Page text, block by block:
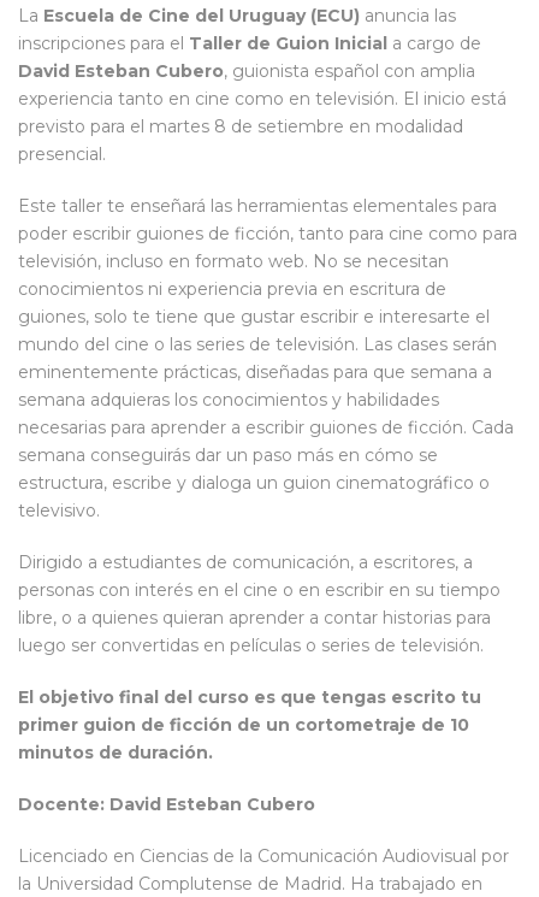
La Escuela de Cine del Uruguay (ECU) anuncia las
inscripciones para el Taller de Guion Inicial a cargo de
David Esteban Cubero, guionista español con amplia
experiencia tanto en cine como en televisión. El inicio está
previsto para el martes 8 de setiembre en modalidad
presencial.
Este taller te enseñará las herramientas elementales para
poder escribir guiones de ficción, tanto para cine como para
televisión, incluso en formato web. No se necesitan
conocimientos ni experiencia previa en escritura de
guiones, solo te tiene que gustar escribir e interesarte el
mundo del cine o las series de televisión. Las clases serán
eminentemente prácticas, diseñadas para que semana a
semana adquieras los conocimientos y habilidades
necesarias para aprender a escribir guiones de ficción. Cada
semana conseguirás dar un paso más en cómo se
estructura, escribe y dialoga un guion cinematográfico o
televisivo.
Dirigido a estudiantes de comunicación, a escritores, a
personas con interés en el cine o en escribir en su tiempo
libre, o a quienes quieran aprender a contar historias para
luego ser convertidas en películas o series de televisión.
El objetivo final del curso es que tengas escrito tu
primer guion de ficción de un cortometraje de 10
minutos de duración.
Docente: David Esteban Cubero
Licenciado en Ciencias de la Comunicación Audiovisual por
la Universidad Complutense de Madrid. Ha trabajado en